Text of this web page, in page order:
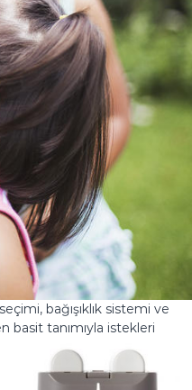
bağışıklık sistemi ve
basit tanımıyla istekleri